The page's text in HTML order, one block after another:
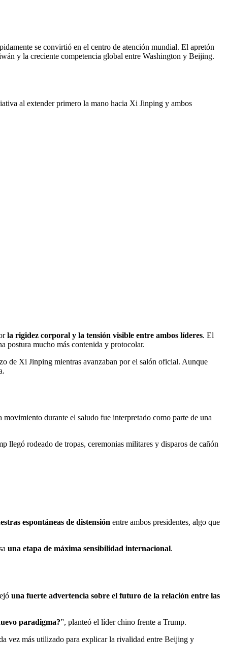
se convirtió en el centro de atención mundial. El apretón
y la creciente competencia global entre Washington y Beijing.
al extender primero la mano hacia Xi Jinping y ambos
la rigidez corporal y la tensión visible entre ambos líderes. El
postura mucho más contenida y protocolar.
de Xi Jinping mientras avanzaban por el salón oficial. Aunque
movimiento durante el saludo fue interpretado como parte de una
llegó rodeado de tropas, ceremonias militares y disparos de cañón
espontáneas de distensión entre ambos presidentes, algo que
una etapa de máxima sensibilidad internacional.
una fuerte advertencia sobre el futuro de la relación entre las
paradigma?”, planteó el líder chino frente a Trump.
vez más utilizado para explicar la rivalidad entre Beijing y